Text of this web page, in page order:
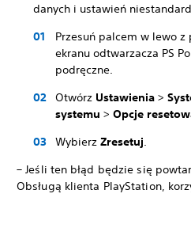
danych i ustawień
Przesuń palcem w lewo
ekranu odtwarzacza PS
podręczne.
Otwórz Ustawienia >
systemu > Opcje
Wybierz Zresetuj.
– Jeśli ten błąd będzie się
Obsługą klienta PlayStation,